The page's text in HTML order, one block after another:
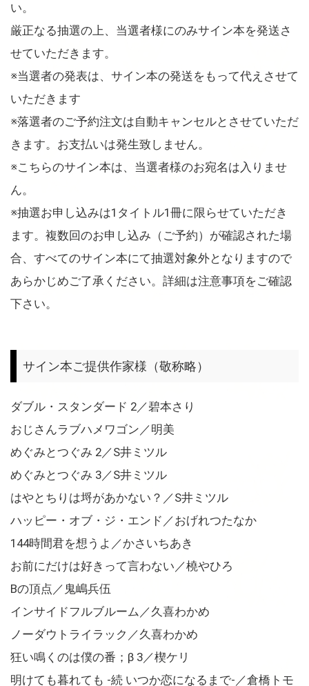
い。
厳正なる抽選の上、当選者様にのみサイン本を発送さ
せていただきます。
※当選者の発表は、サイン本の発送をもって代えさせて
いただきます
※落選者のご予約注文は自動キャンセルとさせていただ
きます。お支払いは発生致しません。
※こちらのサイン本は、当選者様のお宛名は入りませ
ん。
※抽選お申し込みは1タイトル1冊に限らせていただき
ます。複数回のお申し込み（ご予約）が確認された場
合、すべてのサイン本にて抽選対象外となりますので
あらかじめご了承ください。詳細は注意事項をご確認
下さい。
サイン本ご提供作家様（敬称略）
ダブル・スタンダード 2／碧本さり
おじさんラブハメワゴン／明美
めぐみとつぐみ 2／S井ミツル
めぐみとつぐみ 3／S井ミツル
はやとちりは埒があかない？／S井ミツル
ハッピー・オブ・ジ・エンド／おげれつたなか
144時間君を想うよ／かさいちあき
お前にだけは好きって言わない／橈やひろ
Bの頂点／鬼嶋兵伍
インサイドフルブルーム／久喜わかめ
ノーダウトライラック／久喜わかめ
狂い鳴くのは僕の番；β 3／楔ケリ
明けても暮れても -続 いつか恋になるまで-／倉橋トモ